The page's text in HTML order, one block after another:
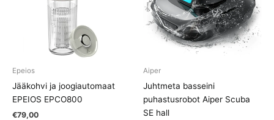
Epeios
Jääkohvi ja joogiautomaat
EPEIOS EPCO800
€79,00
Aiper
Juhtmeta basseini
puhastusrobot Aiper Scuba
SE hall